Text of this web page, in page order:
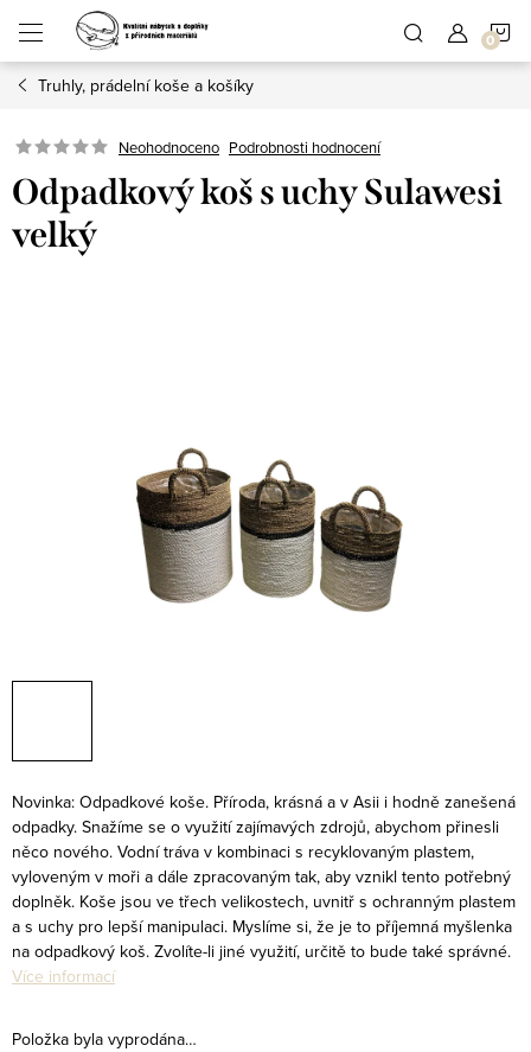
obsah
Truhly, prádelní koše a košíky
Neohodnoceno Podrobnosti hodnocení
Odpadkový koš s uchy Sulawesi
velký
Novinka: Odpadkové koše. Příroda, krásná a v Asii i hodně zanešená
odpadky. Snažíme se o využití zajímavých zdrojů, abychom přinesli
něco nového. Vodní tráva v kombinaci s recyklovaným plastem,
vyloveným v moři a dále zpracovaným tak, aby vznikl tento potřebný
doplněk. Koše jsou ve třech velikostech, uvnitř s ochranným plastem
a s uchy pro lepší manipulaci. Myslíme si, že je to příjemná myšlenka
na odpadkový koš. Zvolíte-li jiné využití, určitě to bude také správné.
Více informací
Položka byla vyprodána…